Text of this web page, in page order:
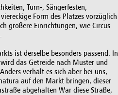
Turn-, Sängerfesten,
Form des Platzes vorzüglich
größere Einrichtungen, wie Circus
ist derselbe besonders passend. In
das Getreide nach Muster und
verhält es sich aber bei uns,
auf den Markt bringen, dieser
abgehalten War diese Straße,